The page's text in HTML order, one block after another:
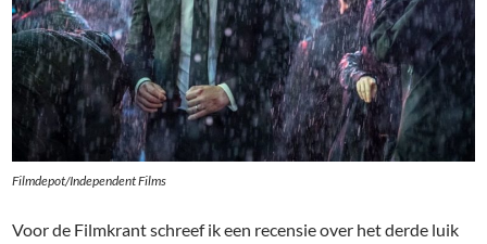
Filmdepot/Independent Films
Voor de Filmkrant schreef ik een recensie over het derde luik